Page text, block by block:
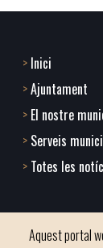
Footer
menu
1
Home
Inici
Ajuntament
El nostre
Serveis
Totes les
Aquest portal